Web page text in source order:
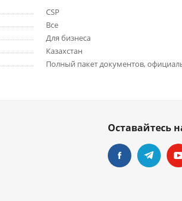
CSP
Все
Для бизнеса
Казахстан
Полный пакет документов,
Оставайтесь